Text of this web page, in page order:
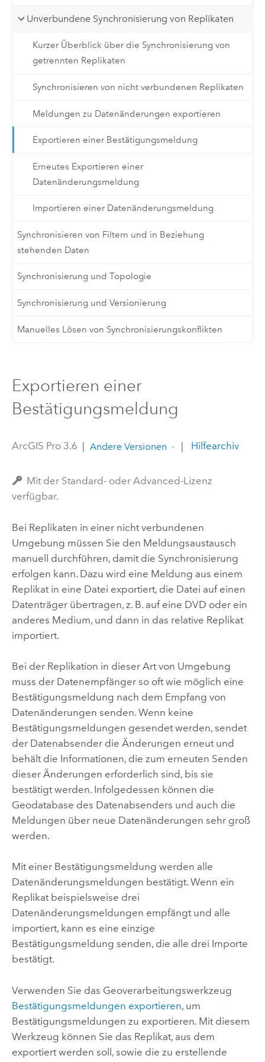
Unverbundene Synchronisierung von Replikaten
Kurzer Überblick über die Synchronisierung von
getrennten Replikaten
Synchronisieren von nicht verbundenen Replikaten
Meldungen zu Datenänderungen exportieren
Exportieren einer Bestätigungsmeldung
Erneutes Exportieren einer
Datenänderungsmeldung
Importieren einer Datenänderungsmeldung
Synchronisieren von Filtern und in Beziehung
stehenden Daten
Synchronisierung und Topologie
Synchronisierung und Versionierung
Manuelles Lösen von Synchronisierungskonflikten
Exportieren einer
Bestätigungsmeldung
ArcGIS Pro 3.6 | Andere Versionen | Hilfearchiv
Mit der Standard- oder Advanced-Lizenz
verfügbar.
Bei Replikaten in einer nicht verbundenen
Umgebung müssen Sie den Meldungsaustausch
manuell durchführen, damit die Synchronisierung
erfolgen kann. Dazu wird eine Meldung aus einem
Replikat in eine Datei exportiert, die Datei auf einen
Datenträger übertragen, z. B. auf eine DVD oder ein
anderes Medium, und dann in das relative Replikat
importiert.
Bei der Replikation in dieser Art von Umgebung
muss der Datenempfänger so oft wie möglich eine
Bestätigungsmeldung nach dem Empfang von
Datenänderungen senden. Wenn keine
Bestätigungsmeldungen gesendet werden, sendet
der Datenabsender die Änderungen erneut und
behält die Informationen, die zum erneuten Senden
dieser Änderungen erforderlich sind, bis sie
bestätigt werden. Infolgedessen können die
Geodatabase des Datenabsenders und auch die
Meldungen über neue Datenänderungen sehr groß
werden.
Mit einer Bestätigungsmeldung werden alle
Datenänderungsmeldungen bestätigt. Wenn ein
Replikat beispielsweise drei
Datenänderungsmeldungen empfängt und alle
importiert, kann es eine einzige
Bestätigungsmeldung senden, die alle drei Importe
bestätigt.
Verwenden Sie das Geoverarbeitungswerkzeug
Bestätigungsmeldungen exportieren, um
Bestätigungsmeldungen zu exportieren. Mit diesem
Werkzeug können Sie das Replikat, aus dem
exportiert werden soll, sowie die zu erstellende